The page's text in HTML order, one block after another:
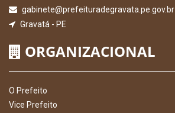
gabinete@prefeituradegravata.pe.gov.br
Gravatá - PE
ORGANIZACIONAL
O Prefeito
Vice Prefeito